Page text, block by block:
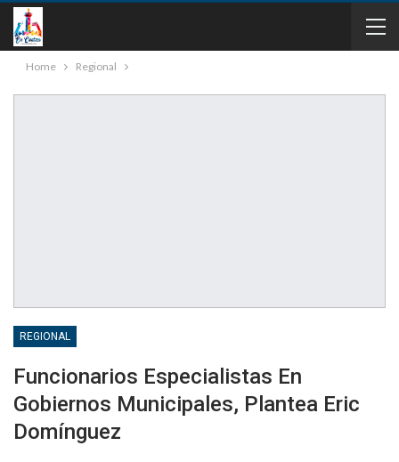
Home Regional
REGIONAL
Funcionarios Especialistas En
Gobiernos Municipales, Plantea Eric
Domínguez